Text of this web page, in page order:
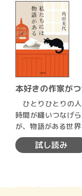
本好きの作家が
ひとりひとりの
時間が縫いつなげ
が、物語がある世界
本は…
試し読み